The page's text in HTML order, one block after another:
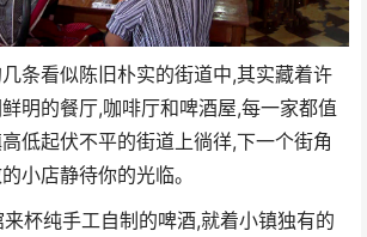
条看似陈旧朴实的街道中,其实藏着许
明的餐厅,咖啡厅和啤酒屋,每一家都值
低起伏不平的街道上徜徉,下一个街角
小店静待你的光临。
杯纯手工自制的啤酒,就着小镇独有的